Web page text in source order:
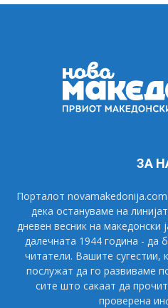
ЗА
Порталот
дека остануваме на
дневен весник на македонски
далечната 1944 година - да
читатели. Вашите сугестии,
послужат да го развиваме
сите што сакаат да
проверена